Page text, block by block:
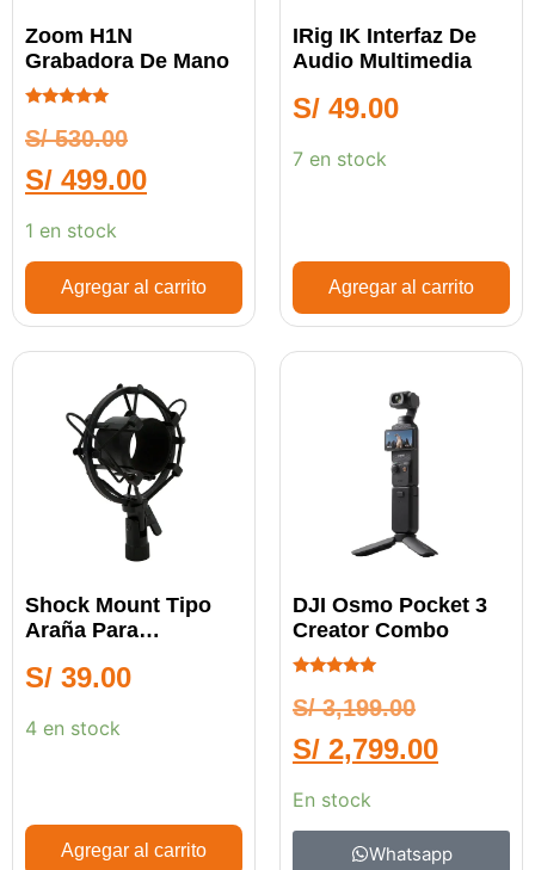
Zoom H1N
Grabadora De Mano
5.00
de 5
S/530.00
S/ 499.00
1 en stock
Agregar al carrito
IRig IK Interfaz De
Audio Multimedia
S/ 49.00
7 en stock
Agregar al carrito
Shock Mount Tipo
Araña Para
Condensador De
S/ 39.00
4 en stock
Agregar al carrito
DJI Osmo Pocket 3
Creator Combo
5.00
de 5
S/3,199.00
S/ 2,799.00
En stock
Whatsapp